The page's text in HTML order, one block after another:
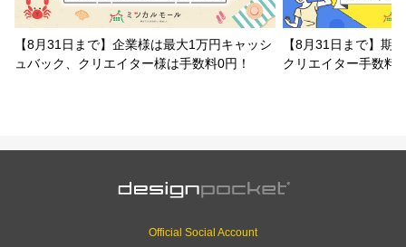
【8月31日まで】企業様は最大1万円キャッシ
ュバック、クリエイター様は手数料0円！
【8月31日まで】期
クリエイター手数料
Official Social Account